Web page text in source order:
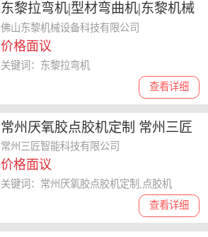
东黎拉弯机|型材弯曲机|东黎机械
设备
佛山东黎机械设备科技有限公司
价格面议
查看详细
关键词：东黎拉弯机
常州厌氧胶点胶机定制 常州三匠
智能科技供应
常州三匠智能科技有限公司
价格面议
查看详细
关键词：常州厌氧胶点胶机定制,点胶机